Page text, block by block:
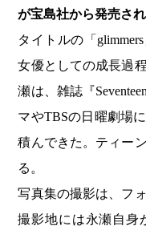
が宝島社から発売さ
タイトルの「
女優としての成長過
瀬は、雑誌『
マやTBSの日曜劇場
積んできた。ティー
る。
写真集の撮影は、フ
撮影地には永瀬自身